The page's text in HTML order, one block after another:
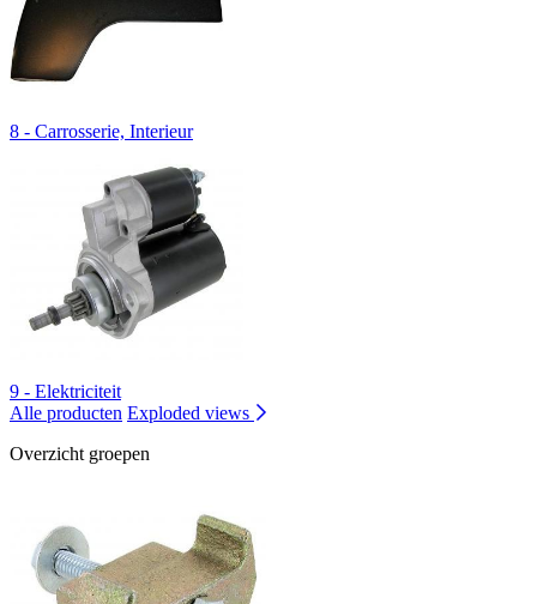
8 - Carrosserie, Interieur
9 - Elektriciteit
Alle producten Exploded views
Overzicht groepen